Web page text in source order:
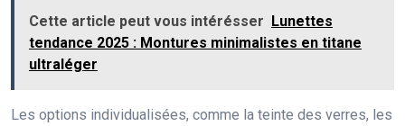
Cette article peut vous intérésser Lunettes
tendance 2025 : Montures minimalistes en titane
ultraléger
Les options individualisées, comme la teinte des verres, les